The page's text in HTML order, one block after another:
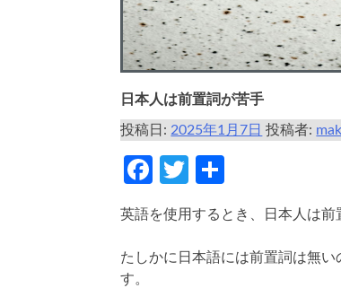
日本人は前置詞が苦手
投稿日:2025年1月7日 投稿者:
Facebook
Twitter
英語を使用するとき、日本人は前
たしかに日本語には前置詞は無
す。